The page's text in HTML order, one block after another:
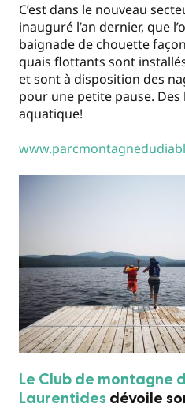
C’est dans le nouveau
inauguré l’an dernier, que
baignade de chouette
quais flottants sont
et sont à disposition des
pour une petite pause.
aquatique!
Le Club de montagne
Laurentides dévoile